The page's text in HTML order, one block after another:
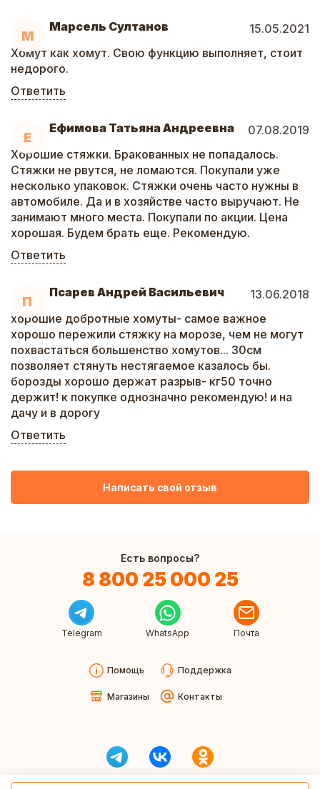
М
Марсель Султанов
15.05.2021
Хомут как хомут. Свою функцию выполняет, стоит
недорого.
Ответить
Е
Ефимова Татьяна Андреевна
07.08.2019
Хорошие стяжки. Бракованных не попадалось.
Стяжки не рвутся, не ломаются. Покупали уже
несколько упаковок. Стяжки очень часто нужны в
автомобиле. Да и в хозяйстве часто выручают. Не
занимают много места. Покупали по акции. Цена
хорошая. Будем брать еще. Рекомендую.
Ответить
П
Псарев Андрей Васильевич
13.06.2018
хорошие добротные хомуты- самое важное
хорошо пережили стяжку на морозе, чем не могут
похвастаться большенство хомутов... 30см
позволяет стянуть нестягаемое казалось бы.
борозды хорошо держат разрыв- кг50 точно
держит! к покупке однозначно рекомендую! и на
дачу и в дорогу
Ответить
Написать свой отзыв
Есть вопросы?
8 800 25 000 25
Telegram WhatsApp Почта
Помощь Поддержка
Магазины Контакты